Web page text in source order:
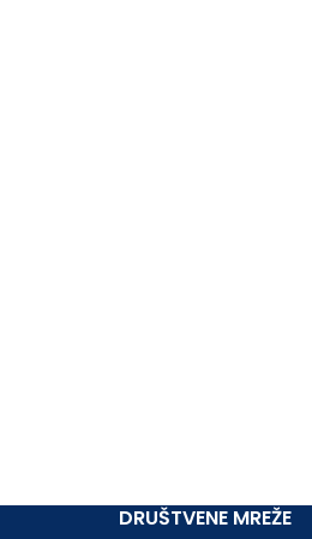
DRUŠTVENE MREŽE